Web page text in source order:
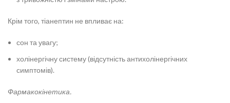
Крім того, тіанептин не впливає на:
сон та увагу;
холінергічну систему (відсутність антихолінергічних
симптомів).
Фармакокінетика.